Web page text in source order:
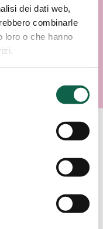
dei dati web,
combinarle
loro o che hanno